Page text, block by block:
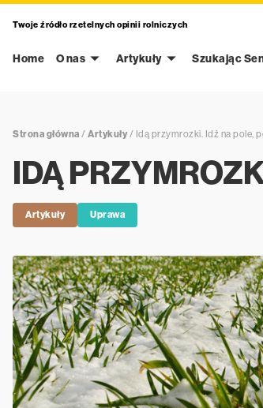
Twoje źródło rzetelnych opinii rolniczych
Home O nas Artykuły Szukając
Strona główna / Artykuły / Idą przymrozki. Idź na pole,
IDĄ
Artykuły Uprawa